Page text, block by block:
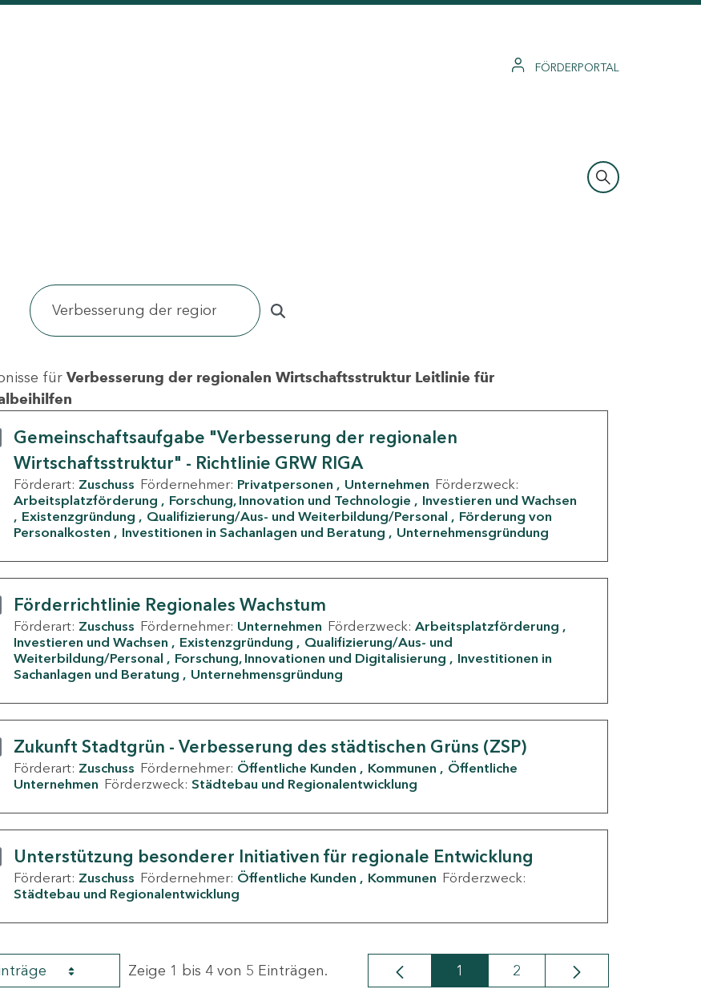
FÖRDERPORTAL
für Verbesserung der regionalen Wirtschaftsstruktur Leitlinie für
Gemeinschaftsaufgabe "Verbesserung der regionalen
Wirtschaftsstruktur" - Richtlinie GRW RIGA
Förderart: Zuschuss Fördernehmer: Privatpersonen Unternehmen Förderzweck:
Arbeitsplatzförderung
Forschung, Innovation und Technologie
Investieren und Wachsen
Existenzgründung
Qualifizierung/Aus- und Weiterbildung/Personal
Förderung von
Personalkosten
Investitionen in Sachanlagen und Beratung Unternehmensgründung
Förderrichtlinie Regionales Wachstum
Förderart: Zuschuss Fördernehmer: Unternehmen Förderzweck: Arbeitsplatzförderung
Investieren und Wachsen
Existenzgründung
Qualifizierung/Aus- und
Weiterbildung/Personal
Forschung, Innovationen und Digitalisierung
Investitionen in
Sachanlagen und Beratung
Unternehmensgründung
Zukunft Stadtgrün - Verbesserung des städtischen Grüns (ZSP)
Förderart: Zuschuss Fördernehmer: Öffentliche Kunden Kommunen
Öffentliche
Unternehmen Förderzweck: Städtebau und Regionalentwicklung
Unterstützung besonderer Initiativen für regionale Entwicklung
Förderart: Zuschuss Fördernehmer: Öffentliche Kunden Kommunen Förderzweck:
Städtebau und Regionalentwicklung
Zeige 1 bis 4 von 5 Einträgen. Seite
1 Seite
2